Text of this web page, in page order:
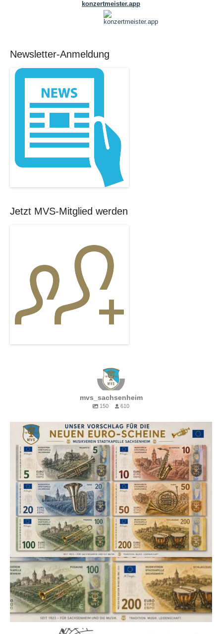
Newsletter-Anmeldung
Jetzt MVS-Mitglied werden
mvs_sachsenheim
150 610
💶🎶 Unser Vorschlag für die neuen Euro-Scheine!
Wenn schon neue Banknoten, dann bitte mit den wirklich wertvollen
Motiven. 😉
Vom 5er bis zum 200er – jedes Instrument hat seinen Platz. Welcher
Schein gefällt euch am besten? 🎺🎷🎼
Natürlich nur ein kreativer Entwurf. 😄
#Musikverein #StadtkapelleSachsenheim #Sachsenheim #Blasmusik
#Euro Musikverbindet Vereinsleben Tradition MVS
54 1